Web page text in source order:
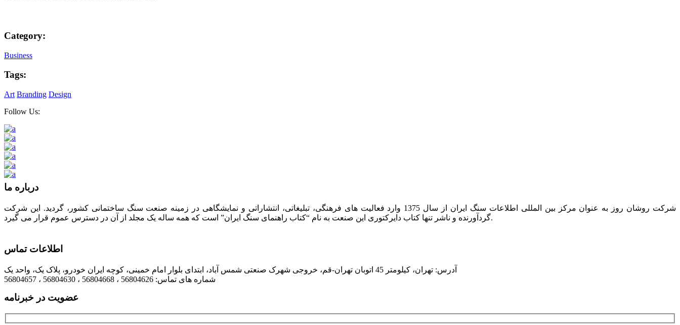
Category:
Business
Tags:
Art Branding Design
Follow Us:
درباره ما
شرکت روشان روز به عنوان مرکز بین المللی اطلاعات سنگ ایران از سال 1375 وارد فعالیت های فرهنگی، تبلیغاتی، انتشاراتی و نمایشگاهی در زمینه صنعت سنگ ساختمانی کشور، گردید. این شرکت
گردآورنده و ناشر تنها کتاب دایرکتوری این صنعت به نام “کتاب راهنمای سنگ ایران” است که همه ساله یک مجلد از آن در دسترس عموم قرار می گیرد.
اطلاعات تماس
آدرس: تهران، کیلومتر 45 اتوبان تهران-قم، خروجی شهرک صنعتی شمس آباد، ابتدای بلوار امام خمینی، کوچه ایران خودرو، پلاک یک، واحد یک
شماره های تماس: 56804626 ، 56804668 ، 56804630 ، 56804657
عضویت در خبرنامه